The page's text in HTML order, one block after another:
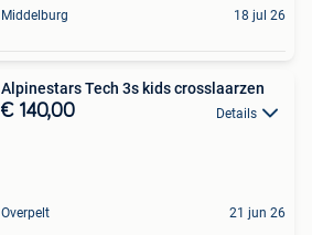
Middelburg 18 jul 26
Alpinestars Tech 3s kids crosslaarzen
€ 140,00 Details
Overpelt 21 jun 26